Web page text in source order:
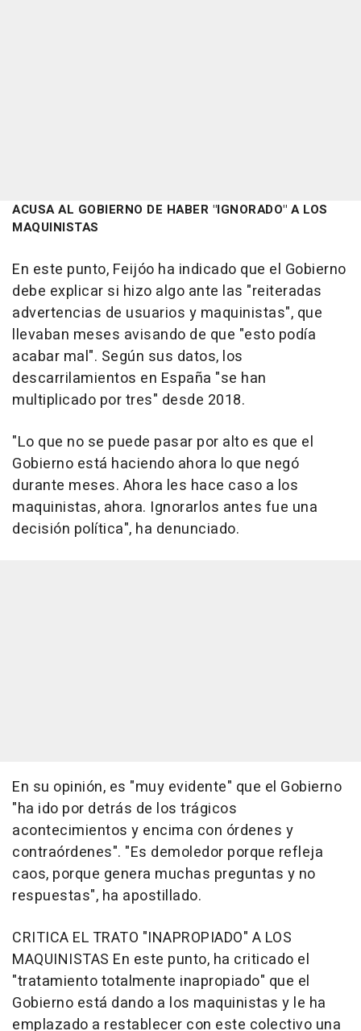
ACUSA AL GOBIERNO DE HABER "IGNORADO" A LOS
MAQUINISTAS
En este punto, Feijóo ha indicado que el Gobierno
debe explicar si hizo algo ante las "reiteradas
advertencias de usuarios y maquinistas", que
llevaban meses avisando de que "esto podía
acabar mal". Según sus datos, los
descarrilamientos en España "se han
multiplicado por tres" desde 2018.
"Lo que no se puede pasar por alto es que el
Gobierno está haciendo ahora lo que negó
durante meses. Ahora les hace caso a los
maquinistas, ahora. Ignorarlos antes fue una
decisión política", ha denunciado.
En su opinión, es "muy evidente" que el Gobierno
"ha ido por detrás de los trágicos
acontecimientos y encima con órdenes y
contraórdenes". "Es demoledor porque refleja
caos, porque genera muchas preguntas y no
respuestas", ha apostillado.
CRITICA EL TRATO "INAPROPIADO" A LOS
MAQUINISTAS En este punto, ha criticado el
"tratamiento totalmente inapropiado" que el
Gobierno está dando a los maquinistas y le ha
emplazado a restablecer con este colectivo una